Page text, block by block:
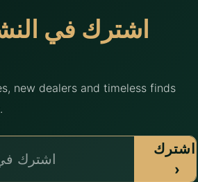
اشترك في
new dealers and timeless finds
اشترك
›